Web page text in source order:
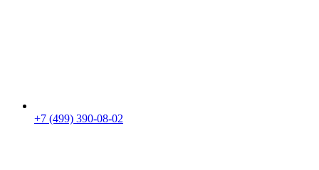
+7 (499) 390-08-02